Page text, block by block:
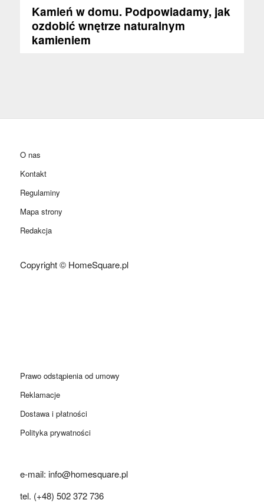
Kamień w domu. Podpowiadamy, jak
ozdobić wnętrze naturalnym
kamieniem
O nas
Kontakt
Regulaminy
Mapa strony
Redakcja
Copyright © HomeSquare.pl
Prawo odstąpienia od umowy
Reklamacje
Dostawa i płatności
Polityka prywatności
e-mail: info@homesquare.pl
tel. (+48) 502 372 736